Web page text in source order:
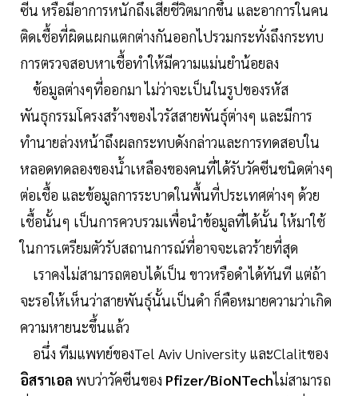
ซีน หรือมีอาการหนักถึงเสียชีวิตมากขึ้น และอาการในคน
ติดเชื้อที่ผิดแผกแตกต่างกันออกไปรวมกระทั่งถึงกระทบ
การตรวจสอบหาเชื้อทำให้มีความแม่นยำน้อยลง
ข้อมูลต่างๆที่ออกมา ไม่ว่าจะเป็นในรูปของรหัส
พันธุกรรมโครงสร้างของไวรัสสายพันธุ์ต่างๆ และมีการ
ทำนายล่วงหน้าถึงผลกระทบดังกล่าวและการทดสอบใน
หลอดทดลองของน้ำเหลืองของคนที่ได้รับวัคซีนชนิดต่างๆ
ต่อเชื้อ และข้อมูลการระบาดในพื้นที่ประเทศต่างๆ ด้วย
เชื้อนั้นๆ เป็นการควบรวมเพื่อนำข้อมูลที่ได้นั้น ให้มาใช้
ในการเตรียมตัวรับสถานการณ์ที่อาจจะเลวร้ายที่สุด
เราคงไม่สามารถตอบได้เป็น ขาวหรือดำได้ทันที แต่ถ้า
จะรอให้เห็นว่าสายพันธุ์นั้นเป็นดำ ก็คือหมายความว่าเกิด
ความหายนะขึ้นแล้ว
อนึ่ง ทีมแพทย์ของTel Aviv University และClalitของ
อิสราเอล พบว่าวัคซีนของ Pfizer/BioNTechไม่สามารถ